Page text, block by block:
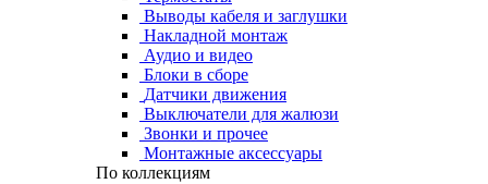
Выводы кабеля и заглушки
Накладной монтаж
Аудио и видео
Блоки в сборе
Датчики движения
Выключатели для жалюзи
Звонки и прочее
Монтажные аксессуары
По коллекциям